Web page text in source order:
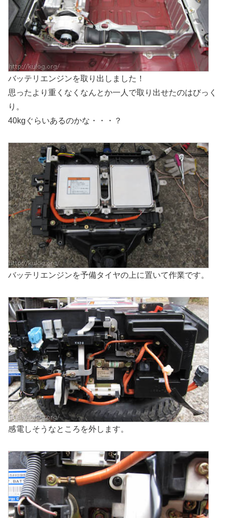
バッテリエンジンを取り出しました！
思ったより重くなくなんとか一人で取り出せたのはびっく
り。
40kgぐらいあるのかな・・・？
バッテリエンジンを予備タイヤの上に置いて作業です。
感電しそうなところを外します。